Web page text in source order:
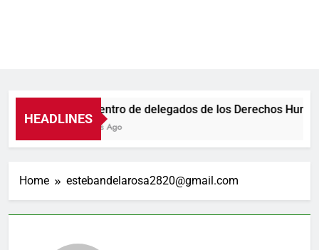
HEADLINES
Encuentro de delegados de los Derechos Humanos
3 Horas Ago
Home estebandelarosa2820@gmail.com